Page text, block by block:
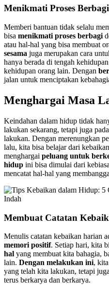
Menikmati Proses Berbagi
Memberi bantuan tidak selalu
bisa menikmati proses berbagi
atau hal-hal yang bisa membuat
sesama juga merupakan cara
hanya berada di tengah
kehidupan orang lain. Dengan
jalan untuk menciptakan
Menghargai Masa
Keindahan dalam hidup tidak
lakukan sekarang, tetapi juga pada
lakukan. Dengan merenungkan
lalu, kita bisa belajar dari
menghargai peluang untuk
hidup ini bisa dimulai dari
mencatat hal-hal yang
Membuat Catatan
Menulis catatan kebaikan harian
memori positif. Setiap hari, kita
hal yang membuat kita bahagia,
lain. Dengan melakukan ini,
yang telah kita lakukan, tetapi
terus berkarya dan berkarya.